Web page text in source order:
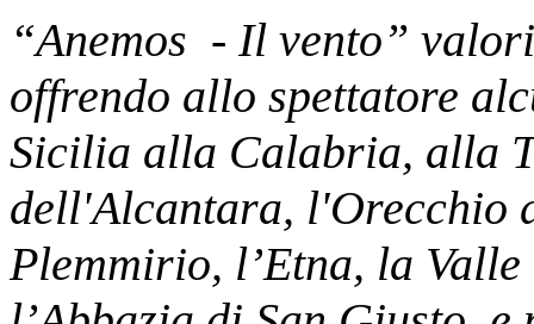
“Anemos - Il vento”
offrendo allo spettatore
Sicilia alla Calabria, alla
dell'Alcantara, l'Orecchio
Plemmirio, l’Etna, la